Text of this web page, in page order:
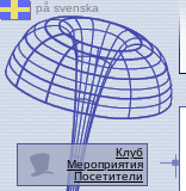
på svenska
Клуб
Мероприятия
Посетители